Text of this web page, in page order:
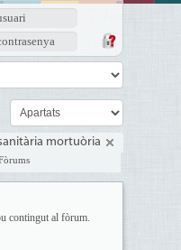
mortuòria
contingut al fòrum.